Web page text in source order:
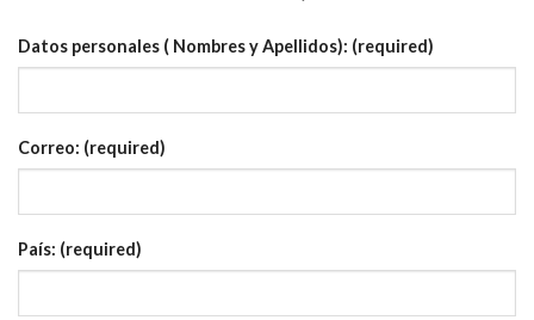
Datos personales ( Nombres y Apellidos): (required)
Correo: (required)
País: (required)